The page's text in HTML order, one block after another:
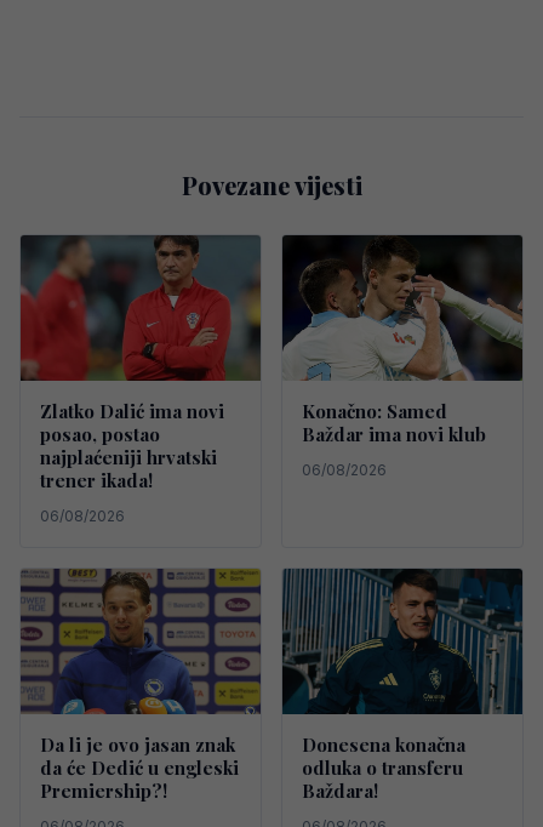
Povezane vijesti
Zlatko Dalić ima novi
posao, postao
najplaćeniji hrvatski
trener ikada!
06/08/2026
Konačno: Samed
Baždar ima novi klub
06/08/2026
Da li je ovo jasan znak
da će Dedić u engleski
Premiership?!
Donesena konačna
odluka o transferu
Baždara!